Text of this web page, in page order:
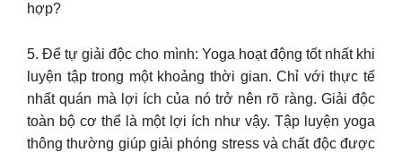
hợp?
5. Để tự giải độc cho mình: Yoga hoạt động tốt nhất khi
luyện tập trong một khoảng thời gian. Chỉ với thực tế
nhất quán mà lợi ích của nó trở nên rõ ràng. Giải độc
toàn bộ cơ thể là một lợi ích như vậy. Tập luyện yoga
thông thường giúp giải phóng stress và chất độc được